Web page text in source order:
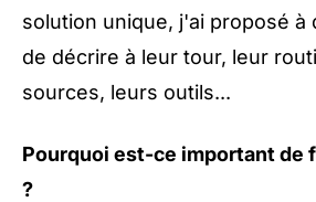
solution unique, j'ai proposé à
de décrire à leur tour, leur
sources, leurs outils...
Pourquoi est-ce important de
?